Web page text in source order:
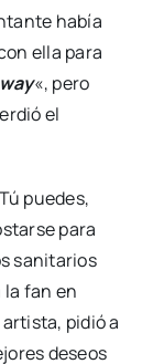
había
ella para
«, pero
el
puedes,
para
sanitarios
la fan en
pidió a
deseos